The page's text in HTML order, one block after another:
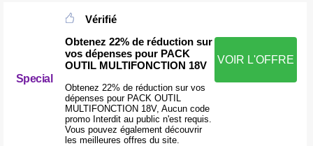
Special
Vérifié
Obtenez 22% de réduction sur
vos dépenses pour PACK
OUTIL MULTIFONCTION 18V
Obtenez 22% de réduction sur vos
dépenses pour PACK OUTIL
MULTIFONCTION 18V, Aucun code
promo Interdit au public n'est requis.
Vous pouvez également découvrir
les meilleures offres du site.
VOIR L'OFFRE